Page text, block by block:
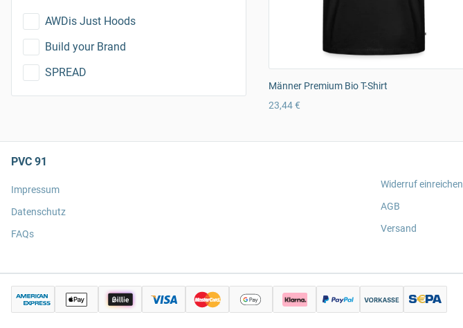
AWDis Just Hoods
Build your Brand
SPREAD
Männer Premium Bio T-Shirt
23,44 €
PVC 91
Impressum
Datenschutz
FAQs
Widerruf einreichen
AGB
Versand